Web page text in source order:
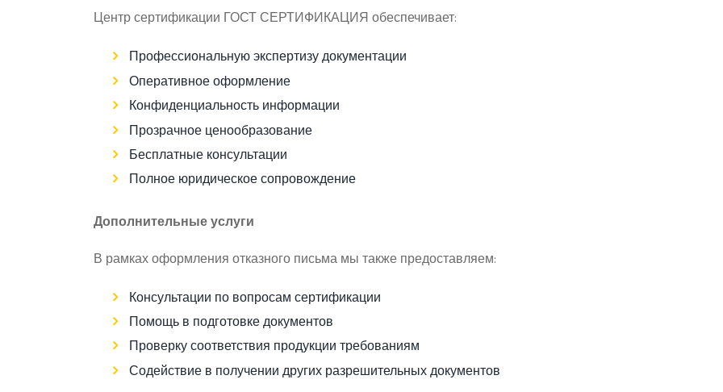
Центр сертификации ГОСТ СЕРТИФИКАЦИЯ обеспечивает:
Профессиональную экспертизу документации
Оперативное оформление
Конфиденциальность информации
Прозрачное ценообразование
Бесплатные консультации
Полное юридическое сопровождение
Дополнительные услуги
В рамках оформления отказного письма мы также предоставляем:
Консультации по вопросам сертификации
Помощь в подготовке документов
Проверку соответствия продукции требованиям
Содействие в получении других разрешительных документов